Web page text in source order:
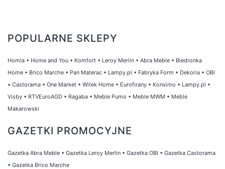
POPULARNE SKLEPY
Homla • Home and You • Komfort • Leroy Merlin • Abra Meble • Biedronka
Home • Brico Marche • Pan Materac • Lampy.pl • Fabryka Form • Dekoria • OBI
• Castorama • One Market • Witek Home • Eurofirany • Konsimo • Lampy.pl •
Visby • RTVEuroAGD • Ragaba • Meble Pumo • Meble MWM • Meble
Makarowski
GAZETKI PROMOCYJNE
Gazetka Abra Meble • Gazetka Leroy Merlin • Gazetka OBI • Gazetka Castorama
• Gazetka Brico Marche